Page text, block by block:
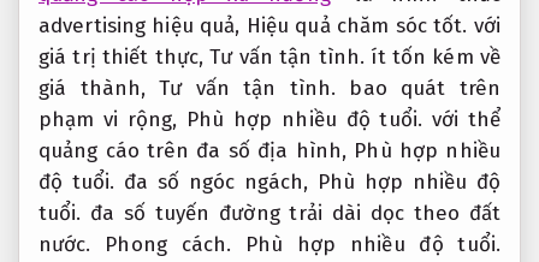
advertising hiệu quả, Hiệu quả chăm sóc tốt. với
giá trị thiết thực,Tư vấn tận tình. ít tốn kém về
giá thành,Tư vấn tận tình. bao quát trên
phạm vi rộng, Phù hợp nhiều độ tuổi. với thể
quảng cáo trên đa số địa hình, Phù hợp nhiều
độ tuổi. đa số ngóc ngách, Phù hợp nhiều độ
tuổi. đa số tuyến đường trải dài dọc theo đất
nước. Phong cách.
Phù hợp nhiều độ tuổi.